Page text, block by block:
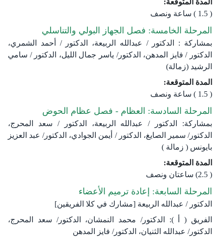
المدة المتوقعة:
( 1.5 ) ساعة ونصف
المرحلة الخامسة: فصل الجهاز البولي والتناسلي
بمشاركة : الدكتور / عبدالله الربيعة، الدكتور / أحمد الشمري،
الدكتور / فايز المدهن، الدكتور/ ياسر جمال الليل، الدكتور / سامي
الرشيد (زمالة)
المدة المتوقعة:
( 1.5 ) ساعة ونصف
المرحلة السادسة: العظام - فصل عظام الحوض
بمشاركة: الدكتور / عبدالله الربيعة، الدكتور / سعد المحرج،
الدكتور/ سمير الصايغ، الدكتور / أيمن الجوادي، الدكتور/ عبد العزيز
بايونس ( زمالة )
المدة المتوقعة:
( 2.5) ساعتان ونصف
المرحلة السابعة: إعادة ترميم الأعضاء
الدكتور / عبدالله الربيعة [مشارك في كلا الفريقين]
الفريق ( أ ): الدكتور/ محمد النمشان، الدكتور/ سعد المحرج،
الدكتور/ عبدالله الثنيان، الدكتور/ فايز المدهن